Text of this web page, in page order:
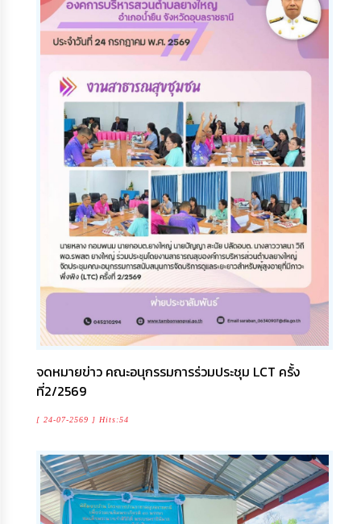
จดหมายข่าว คณะอนุกรรมการร่วมประชุม LCT ครั้ง
ที่2/2569
[ 24-07-2569 ] Hits:54